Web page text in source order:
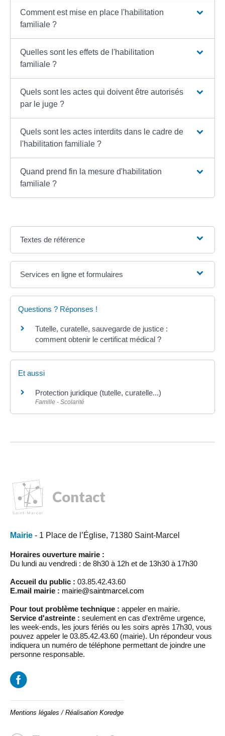
Comment est mise en place l'habilitation
familiale ?
Quelles sont les effets de l'habilitation
familiale ?
Quels sont les actes qui doivent être autorisés
par le juge ?
Quels sont les actes interdits dans le cadre de
l'habilitation familiale ?
Quand prend fin la mesure d'habilitation
familiale ?
Textes de référence
Services en ligne et formulaires
Questions ? Réponses !
Tutelle, curatelle, sauvegarde de justice :
comment obtenir le certificat médical ?
Et aussi
Protection juridique (tutelle, curatelle...)
Famille - Scolarité
Contact
Mairie - 1 Place de l’Église, 71380 Saint-Marcel
Horaires ouverture mairie :
Du lundi au vendredi : de 8h30 à 12h et de 13h30 à 17h30
Accueil du public : 03.85.42.43.60
E.mail mairie : mairie@saintmarcel.com
Pour tout problème technique : appeler en mairie.
Service d'astreinte : seulement en cas d’extrême urgence,
les week-ends, les jours fériés ou les soirs après 17h30, vous
pouvez appeler le 03.85.42.43.60 (mairie). Un répondeur vous
indiquera un numéro de téléphone permettant de joindre une
personne responsable.
Mentions légales / Réalisation Koredge